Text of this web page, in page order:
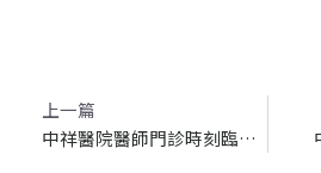
上一頁
上一篇
中祥醫院醫師門診時刻臨時異動公告